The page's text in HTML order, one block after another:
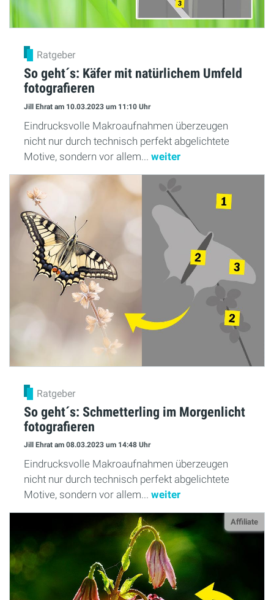
Ratgeber
So geht´s: Käfer mit natürlichem Umfeld
fotografieren
Jill Ehrat am 10.03.2023 um 11:10 Uhr
Eindrucksvolle Makroaufnahmen überzeugen
nicht nur durch technisch perfekt abgelichtete
Motive, sondern vor allem... weiter
Ratgeber
So geht´s: Schmetterling im Morgenlicht
fotografieren
Jill Ehrat am 08.03.2023 um 14:48 Uhr
Eindrucksvolle Makroaufnahmen überzeugen
nicht nur durch technisch perfekt abgelichtete
Motive, sondern vor allem... weiter
Affiliate